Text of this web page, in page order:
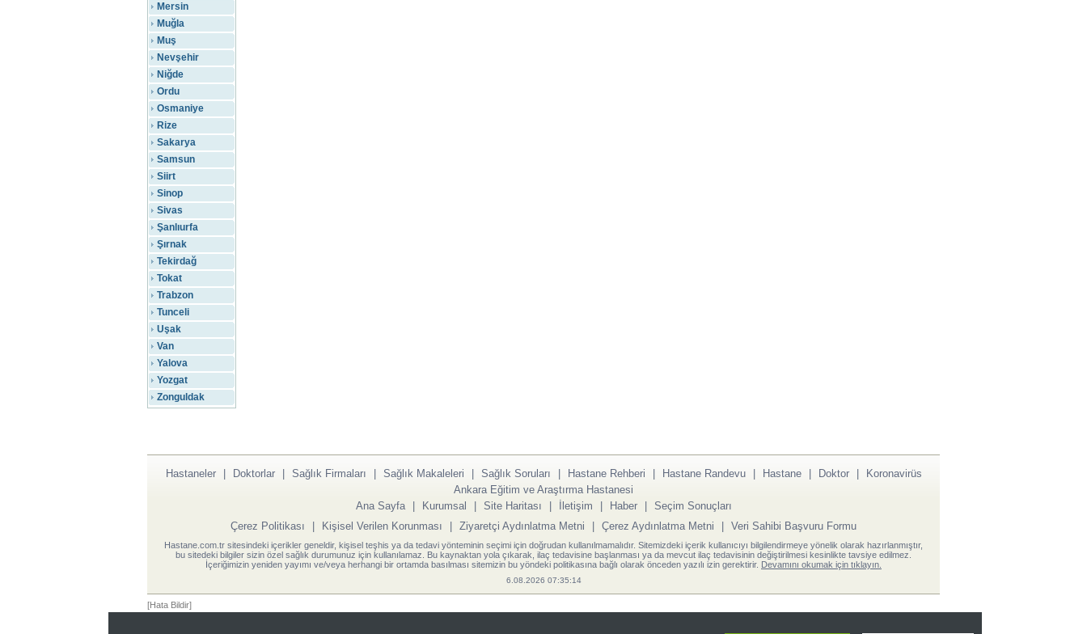
Mersin
Muğla
Muş
Nevşehir
Niğde
Ordu
Osmaniye
Rize
Sakarya
Samsun
Siirt
Sinop
Sivas
Şanlıurfa
Şırnak
Tekirdağ
Tokat
Trabzon
Tunceli
Uşak
Van
Yalova
Yozgat
Zonguldak
Hastaneler | Doktorlar | Sağlık Firmaları | Sağlık Makaleleri | Sağlık Soruları | Hastane Rehberi | Hastane Randevu | Hastane | Doktor |
Koronavirüs
Ankara Eğitim ve Araştırma Hastanesi
Ana Sayfa
| Kurumsal | Site Haritası | İletişim | Haber | Seçim Sonuçları
Çerez Politikası
| Kişisel Verilen Korunması | Ziyaretçi Aydınlatma Metni | Çerez Aydınlatma Metni | Veri Sahibi Başvuru Formu
Hastane.com.tr sitesindeki içerikler geneldir, kişisel teşhis ya da tedavi yönteminin seçimi için doğrudan kullanılmamalıdır. Sitemizdeki içerik kullanıcıyı bilgilendirmeye yönelik olarak hazırlanmıştır,
bu sitedeki bilgiler sizin özel sağlık durumunuz için kullanılamaz. Bu kaynaktan yola çıkarak, ilaç tedavisine başlanması ya da mevcut ilaç tedavisinin değiştirilmesi kesinlikte tavsiye edilmez.
İçeriğimizin yeniden yayımı ve/veya herhangi bir ortamda basılması sitemizin bu yöndeki politikasına bağlı olarak önceden yazılı izin gerektirir. Devamını okumak için tıklayın.
6.08.2026 07:35:14
[Hata Bildir]